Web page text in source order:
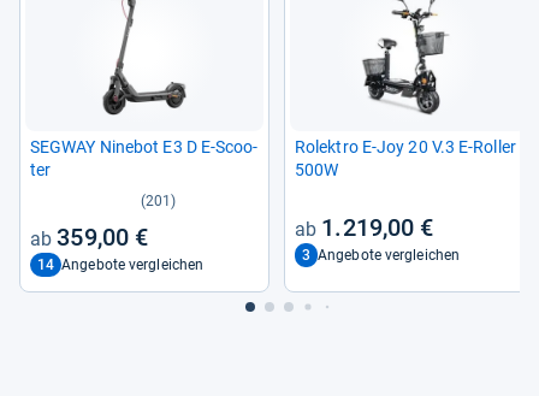
SEG­WAY Nine­bot E3 D E-​Scoo­
ter
(201)
359,00 €
14 Angebote vergleichen
Rolek­tro E-​Joy 20 V.3 E-​Rol­ler
500W
1.219,00 €
3 Angebote vergleichen